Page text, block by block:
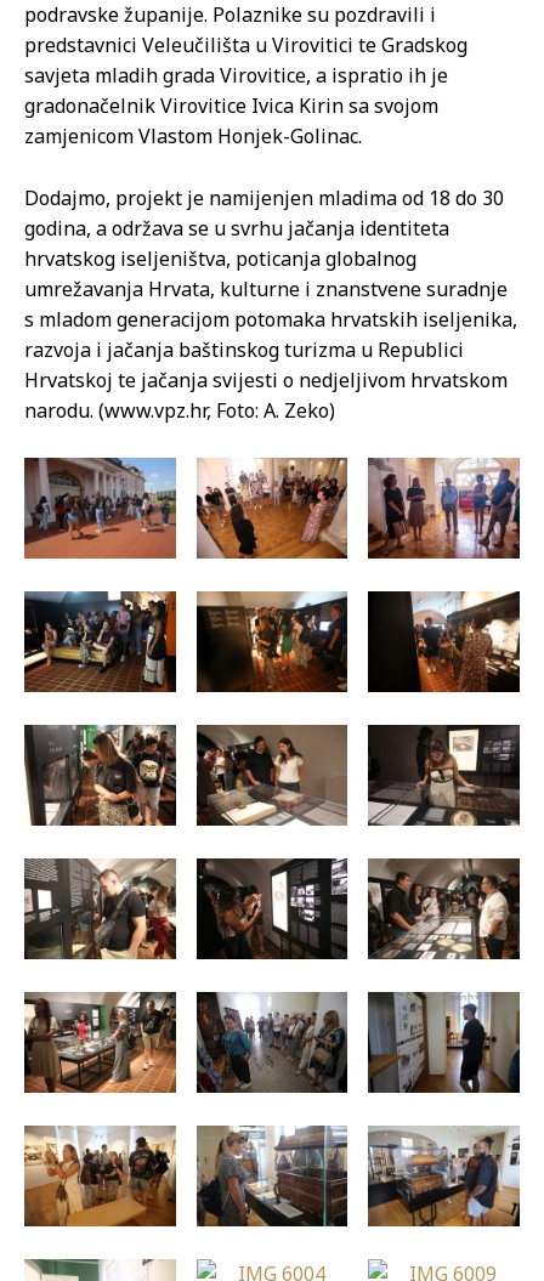
podravske županije. Polaznike su pozdravili i
predstavnici Veleučilišta u Virovitici te Gradskog
savjeta mladih grada Virovitice, a ispratio ih je
gradonačelnik Virovitice Ivica Kirin sa svojom
zamjenicom Vlastom Honjek-Golinac.
Dodajmo, projekt je namijenjen mladima od 18 do 30
godina, a održava se u svrhu jačanja identiteta
hrvatskog iseljeništva, poticanja globalnog
umrežavanja Hrvata, kulturne i znanstvene suradnje
s mladom generacijom potomaka hrvatskih iseljenika,
razvoja i jačanja baštinskog turizma u Republici
Hrvatskoj te jačanja svijesti o nedjeljivom hrvatskom
narodu. (www.vpz.hr, Foto: A. Zeko)